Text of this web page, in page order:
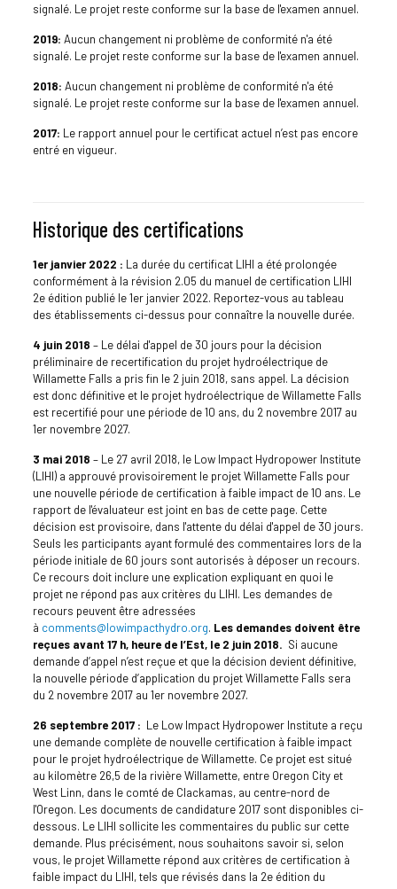
signalé. Le projet reste conforme sur la base de l'examen annuel.
2019: Aucun changement ni problème de conformité n'a été
signalé. Le projet reste conforme sur la base de l'examen annuel.
2018: Aucun changement ni problème de conformité n'a été
signalé. Le projet reste conforme sur la base de l'examen annuel.
2017: Le rapport annuel pour le certificat actuel n’est pas encore
entré en vigueur.
Historique des certifications
1er janvier 2022 : La durée du certificat LIHI a été prolongée
conformément à la révision 2.05 du manuel de certification LIHI
2e édition publié le 1er janvier 2022. Reportez-vous au tableau
des établissements ci-dessus pour connaître la nouvelle durée.
4 juin 2018 – Le délai d'appel de 30 jours pour la décision
préliminaire de recertification du projet hydroélectrique de
Willamette Falls a pris fin le 2 juin 2018, sans appel. La décision
est donc définitive et le projet hydroélectrique de Willamette Falls
est recertifié pour une période de 10 ans, du 2 novembre 2017 au
1er novembre 2027.
3 mai 2018 – Le 27 avril 2018, le Low Impact Hydropower Institute
(LIHI) a approuvé provisoirement le projet Willamette Falls pour
une nouvelle période de certification à faible impact de 10 ans. Le
rapport de l'évaluateur est joint en bas de cette page. Cette
décision est provisoire, dans l'attente du délai d'appel de 30 jours.
Seuls les participants ayant formulé des commentaires lors de la
période initiale de 60 jours sont autorisés à déposer un recours.
Ce recours doit inclure une explication expliquant en quoi le
projet ne répond pas aux critères du LIHI. Les demandes de
recours peuvent être adressées
à comments@lowimpacthydro.org. Les demandes doivent être
reçues avant 17 h, heure de l’Est, le 2 juin 2018. Si aucune
demande d’appel n’est reçue et que la décision devient définitive,
la nouvelle période d’application du projet Willamette Falls sera
du 2 novembre 2017 au 1er novembre 2027.
26 septembre 2017 : Le Low Impact Hydropower Institute a reçu
une demande complète de nouvelle certification à faible impact
pour le projet hydroélectrique de Willamette. Ce projet est situé
au kilomètre 26,5 de la rivière Willamette, entre Oregon City et
West Linn, dans le comté de Clackamas, au centre-nord de
l'Oregon. Les documents de candidature 2017 sont disponibles ci-
dessous. Le LIHI sollicite les commentaires du public sur cette
demande. Plus précisément, nous souhaitons savoir si, selon
vous, le projet Willamette répond aux critères de certification à
faible impact du LIHI, tels que révisés dans la 2e édition du